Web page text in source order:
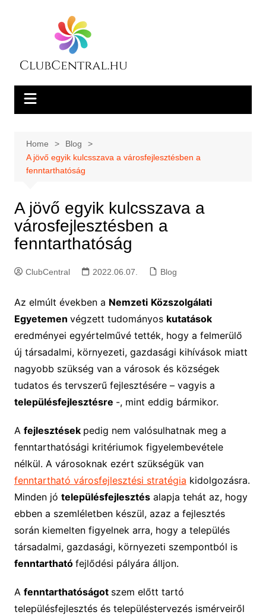
Home
Blog
A jövő egyik kulcsszava a városfejlesztésben a
fenntarthatóság
A jövő egyik kulcsszava a
városfejlesztésben a
fenntarthatóság
ClubCentral 2022.06.07. Blog
Az elmúlt években a Nemzeti Közszolgálati
Egyetemen végzett tudományos kutatások
eredményei egyértelművé tették, hogy a felmerülő
új társadalmi, környezeti, gazdasági kihívások miatt
nagyobb szükség van a városok és községek
tudatos és tervszerű fejlesztésére – vagyis a
településfejlesztésre -, mint eddig bármikor.
A fejlesztések pedig nem valósulhatnak meg a
fenntarthatósági kritériumok figyelembevétele
nélkül. A városoknak ezért szükségük van
fenntartható városfejlesztési stratégia kidolgozásra.
Minden jó településfejlesztésalapja tehát az, hogy
ebben a szemléletben készül, azaz a fejlesztés
során kiemelten figyelnek arra, hogy a település
társadalmi, gazdasági, környezeti szempontból is
fenntartható fejlődési pályára álljon.
A fenntarthatóságot szem előtt tartó
településfejlesztés és településtervezés ismérveiről